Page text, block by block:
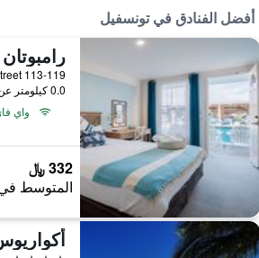
أفضل الفنادق في تونسفيل
113-119 Flinders Street, تونسفيل, QLD, أستراليا
0.0 كيلومتر عن وسط المدينة
واي
332 ﷼
المتوسط في